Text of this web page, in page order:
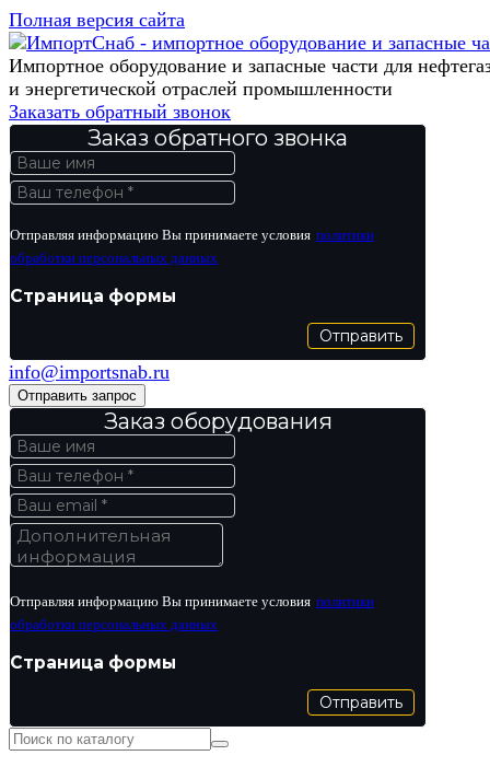
Полная версия сайта
Импортное оборудование и запасные части для
и энергетической отраслей промышленности
Заказать обратный звонок
Заказ обратного звонка
Отправляя информацию Вы принимаете условия политики
обработки персональных данных
Страница формы
Отправить
info@importsnab.ru
Отправить запрос
Заказ оборудования
Отправляя информацию Вы принимаете условия политики
обработки персональных данных
Страница формы
Отправить